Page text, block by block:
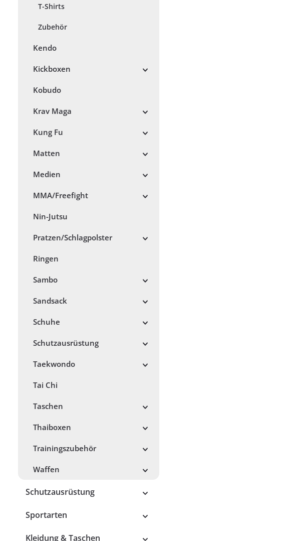
T-Shirts
Zubehör
Kendo
Kickboxen
Kobudo
Krav Maga
Kung Fu
Matten
Medien
MMA/Freefight
Nin-Jutsu
Pratzen/Schlagpolster
Ringen
Sambo
Sandsack
Schuhe
Schutzausrüstung
Taekwondo
Tai Chi
Taschen
Thaiboxen
Trainingszubehör
Waffen
Schutzausrüstung
Sportarten
Kleidung & Taschen